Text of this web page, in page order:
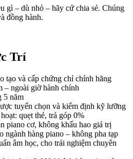
gì – dù nhỏ – hãy cứ chia sẻ. Chúng
đồng hành.
Trí
tạo và cấp chứng chỉ chính hãng
– ngoài giờ hành chính
5 năm
tuyển chọn và kiểm định kỹ lưỡng
quẹt thẻ, trả góp 0%
piano cơ, không khấu hao giá trị
ngành hàng piano – không pha tạp
âm học, cho trải nghiệm chuyên